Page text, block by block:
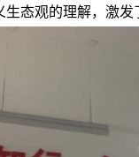
态观的理解，激发